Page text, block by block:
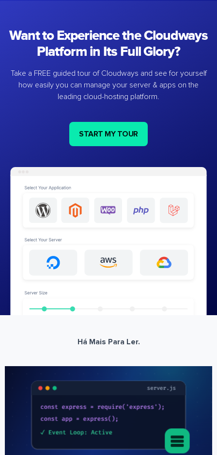
Want to Experience the Cloudways
Platform in Its Full Glory?
Take a FREE guided tour of Cloudways and see for yourself
how easily you can manage your server & apps on the
leading cloud-hosting platform.
START MY TOUR
Há Mais Para Ler.